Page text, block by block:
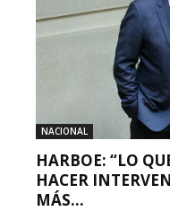
NACIONAL
HARBOE: “LO
HACER
MÁS...